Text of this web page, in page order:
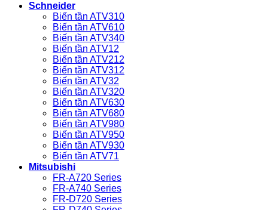
Schneider
Biến tần ATV310
Biến tần ATV610
Biến tần ATV340
Biến tần ATV12
Biến tần ATV212
Biến tần ATV312
Biến tần ATV32
Biến tần ATV320
Biến tần ATV630
Biến tần ATV680
Biến tần ATV980
Biến tần ATV950
Biến tần ATV930
Biến tần ATV71
Mitsubishi
FR-A720 Series
FR-A740 Series
FR-D720 Series